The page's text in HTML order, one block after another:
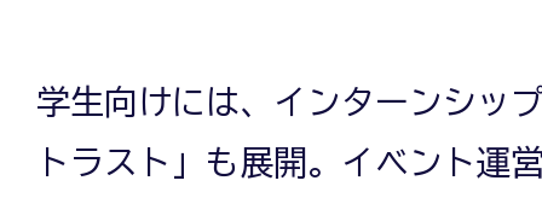
学生向けには、インターンシッ
トラスト」も展開。イベント運